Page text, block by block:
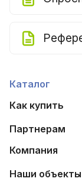
Каталог
Как купить
Партнерам
Компания
Наши объекты